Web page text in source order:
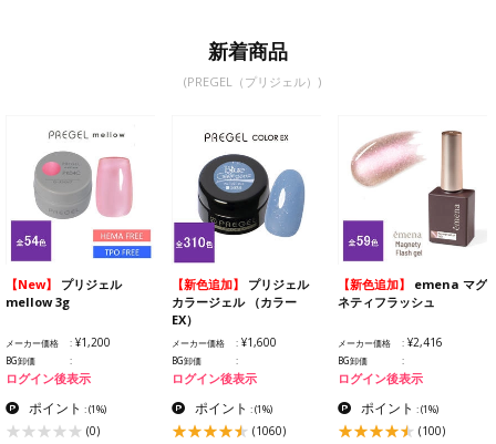
新着商品
(PREGEL（プリジェル）)
【New】
mellow 3g
メーカー価格 ¥1,200
BG卸価
ログイン後表示
ポイント :(1%)
(0)
【新色追加】
カラージェル （カラー
EX）
メーカー価格 ¥1,600
BG卸価
ログイン後表示
ポイント :(1%)
(1060)
【新色追加】
ネティフラッシュ
メーカー価格 ¥2,416
BG卸価
ログイン後表示
ポイント :(1%)
(100)